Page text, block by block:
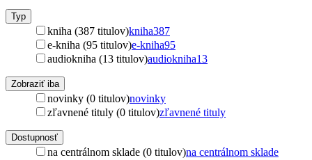
Typ
kniha (387 titulov)kniha387
e-kniha (95 titulov)e-kniha95
audiokniha (13 titulov)audiokniha13
Zobraziť iba
novinky (0 titulov)novinky
zľavnené tituly (0 titulov)zľavnené tituly
Dostupnosť
na centrálnom sklade (0 titulov)na centrálnom sklade